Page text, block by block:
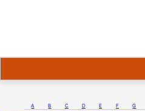
A B C D E F G